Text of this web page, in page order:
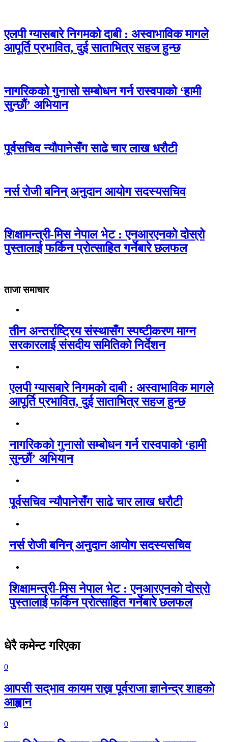
एलपी ग्यासबारे निगमको दाबी : अस्वाभाविक मागले
आपूर्ति प्रभावित, दुई साताभित्र सहज हुन्छ
नागरिकको गुनासो सम्बोधन गर्न रास्वपाको ‘हामी
सुन्छौं’ अभियान
पूर्वसचिव न्यौपानेसँग साढे चार लाख धरौटी
नर्स रोजी बनिन् अनुदान आयोग सदस्यसचिव
शिक्षामन्त्री-मिस नेपाल भेट : एनआरएनको दोस्रो
पुस्तालाई फर्किन प्रोत्साहित गर्नेबारे छलफल
ताजा समाचार
तीन अन्तर्राष्ट्रिय संस्थासँग स्पष्टीकरण माग्न
सरकारलाई संसदीय समितिको निर्देशन
एलपी ग्यासबारे निगमको दाबी : अस्वाभाविक मागले
आपूर्ति प्रभावित, दुई साताभित्र सहज हुन्छ
नागरिकको गुनासो सम्बोधन गर्न रास्वपाको ‘हामी
सुन्छौं’ अभियान
पूर्वसचिव न्यौपानेसँग साढे चार लाख धरौटी
नर्स रोजी बनिन् अनुदान आयोग सदस्यसचिव
शिक्षामन्त्री-मिस नेपाल भेट : एनआरएनको दोस्रो
पुस्तालाई फर्किन प्रोत्साहित गर्नेबारे छलफल
धेरै कमेन्ट गरिएका
0
आपसी सद्‌भाव कायम राख्न पूर्वराजा ज्ञानेन्द्र शाहको
आह्वान
0